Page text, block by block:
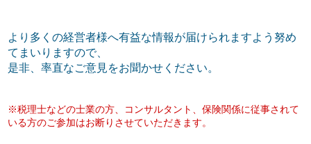
より多くの経営者様へ有益な情報が届けられますよう努め
てまいりますので、
是非、率直なご意見をお聞かせください。
※税理士などの士業の方、コンサルタント、保険関係に従事されて
いる方のご参加はお断りさせていただきます。